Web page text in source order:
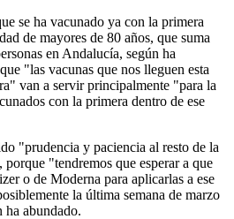
se ha vacunado ya con la primera
de mayores de 80 años, que suma
en Andalucía, según ha
"las vacunas que nos lleguen esta
van a servir principalmente "para la
con la primera dentro de ese
"prudencia y paciencia al resto de la
"tendremos que esperar a que
o de Moderna para aplicarlas a ese
la última semana de marzo
abundado.